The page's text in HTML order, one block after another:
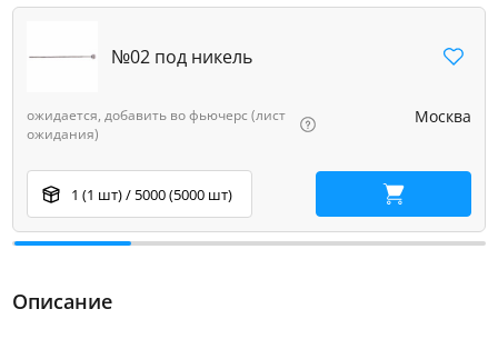
№02 под никель
Москва
ожидается, добавить во фьючерс (лист
ожидания)
1 (1 шт) / 5000 (5000 шт) В корзину
Описание